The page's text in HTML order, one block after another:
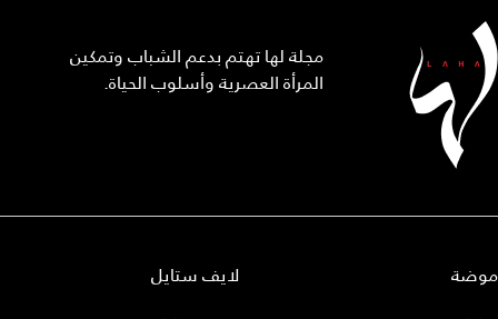
مجلة لها تهتم بدعم الشباب وتمكين
المرأة العصرية وأسلوب الحياة.
موضة
لايف ستايل